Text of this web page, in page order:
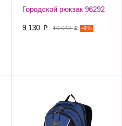
Городской рюкзак 96292
-9%
10 042p
9 130 p